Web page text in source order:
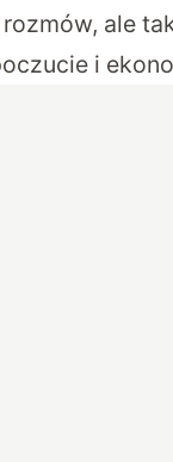
ale
i